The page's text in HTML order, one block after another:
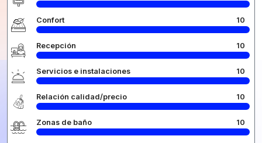
Confort 10
Recepción 10
Servicios e instalaciones 10
Relación calidad/precio 10
Zonas de baño 10